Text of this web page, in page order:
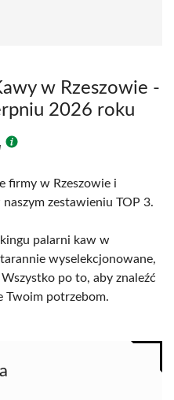
w Rzeszowie -
2026 roku
firmy w Rzeszowie i
zestawieniu TOP 3.
palarni kaw w
wyselekcjonowane,
po to, aby znaleźć
Twoim potrzebom.